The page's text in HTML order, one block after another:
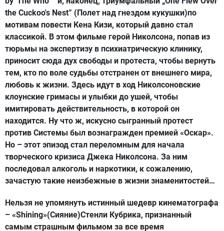
the Cuckoo's Nest” (Полет над гнездом кукушки)по
мотивам повести Кена Кизи, который давно стал
классикой. В этом фильме герой Николсона, попав из
тюрьмы на экспертизу в психиатрическую клинику,
приносит сюда дух свободы и протеста, чтобы вернуть
тем, кто по воле судьбы отстранен от внешнего мира,
любовь к жизни. Здесь идут в ход Николсоновские
клоунские гримасы и улыбки до ушей, чтобы
имитировать действительность, в которой он
находится. Ну что ж, искусно сыгранный протест
против Системы был вознагражден премией «Оскар».
Но – этот эпизод стал переломным для начала
творческого кризиса Джека Николсона. За ним
последовал алкоголь и наркотики, к сожалению,
зачастую такие неизбежные в жизни знаменитостей…
Нельзя не упомянуть истинный шедевр кинематографа
– «Shining»(Сияние)Стенли Кубрика, признанный
самым страшным фильмом за все время